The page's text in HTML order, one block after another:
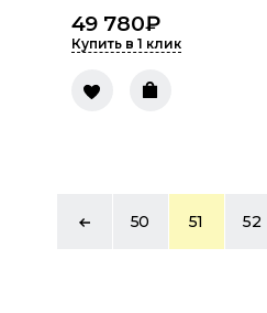
49 780₽
Купить в 1 клик
50 51 52